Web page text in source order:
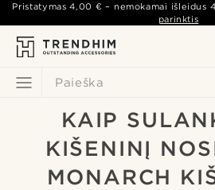
Paieška
Pristatymas4,00 € – nemokamai išleidus
parinktis
KAIP
KIŠENINĮ
MONARCH